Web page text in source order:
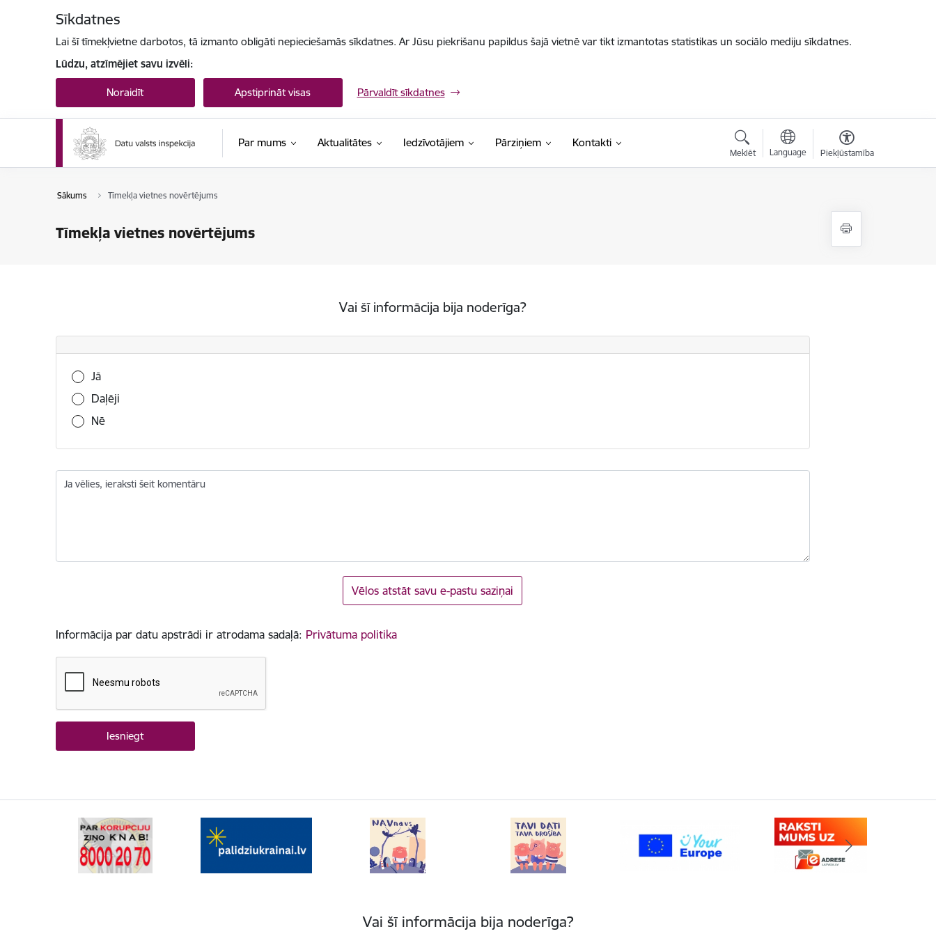
Sīkdatnes
Lai šī tīmekļvietne darbotos, tā izmanto obligāti nepieciešamās sīkdatnes. Ar Jūsu piekrišanu papildus šajā vietnē var tikt izmantotas statistikas un sociālo mediju sīkdatnes.
Lūdzu, atzīmējiet savu izvēli:
Noraidīt Apstiprināt visas Pārvaldīt sīkdatnes
Par mums Aktualitātes Iedzīvotājiem Pārziņiem Kontakti
Meklēt Language Piekļūstamība
Sākums Tīmekļa vietnes novērtējums
Tīmekļa vietnes novērtējums
Vai šī informācija bija noderīga?
Vai šī informācija bija noderīga?
Jā
Daļēji
Nē
Ja vēlies, ieraksti šeit komentāru
Vēlos atstāt savu e-pastu saziņai
Informācija par datu apstrādi ir atrodama sadaļā: Privātuma politika
Vai šī informācija bija noderīga?